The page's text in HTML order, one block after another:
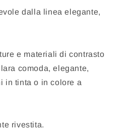
dalla linea elegante,
e materiali di contrasto
comoda, elegante,
in tinta o in colore a
rivestita.